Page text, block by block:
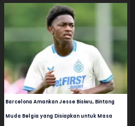
Barcelona Amankan Jesse Bisiwu, Bintang
Muda Belgia yang Disiapkan untuk Masa